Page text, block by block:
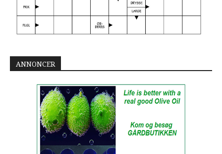
ANNONCER